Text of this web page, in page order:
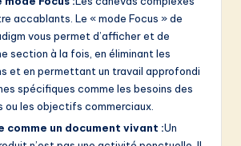
accablants. Le « mode Focus » de
vous permet d’afficher et de
section à la fois, en éliminant les
et en permettant un travail approfondi
spécifiques comme les besoins des
ou les objectifs commerciaux.
comme un document vivant :Un